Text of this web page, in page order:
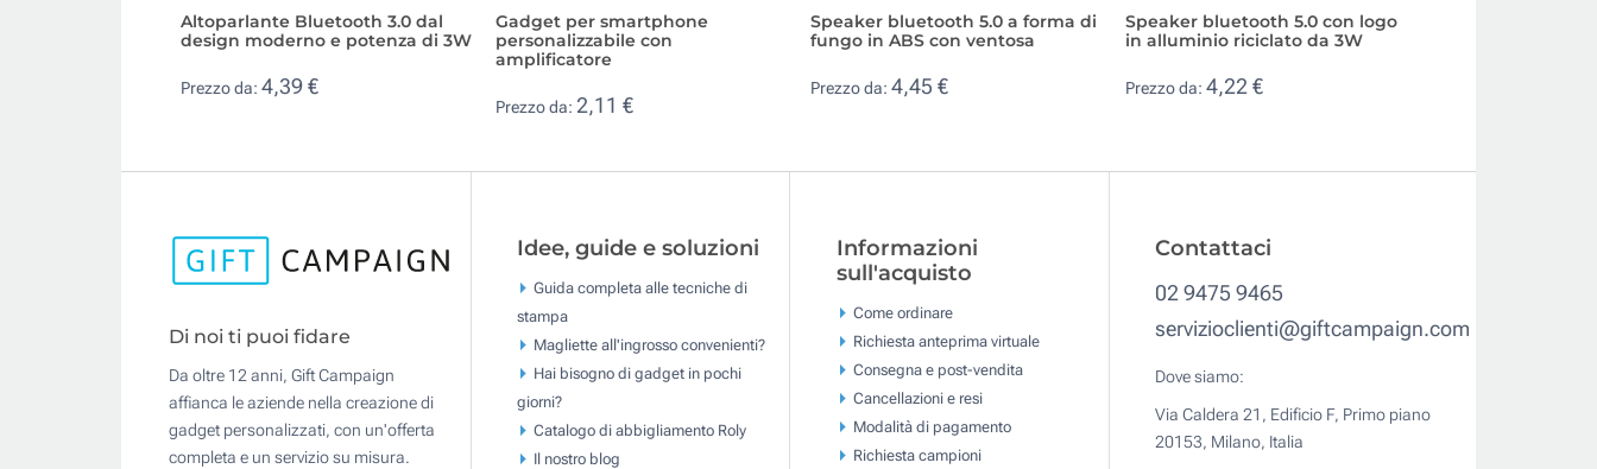
Altoparlante Bluetooth 3.0 dal
design moderno e potenza di 3W
Prezzo da: 4,39 €
Gadget per smartphone
personalizzabile con
amplificatore
Prezzo da: 2,11 €
Speaker bluetooth 5.0 a forma di
fungo in ABS con ventosa
Prezzo da: 4,45 €
Speaker bluetooth 5.0 con logo
in alluminio riciclato da 3W
Prezzo da: 4,22 €
Di noi ti puoi fidare
Da oltre 12 anni, Gift Campaign
affianca le aziende nella creazione di
gadget personalizzati, con un'offerta
completa e un servizio su misura.
Idee, guide e soluzioni
Guida completa alle tecniche di
stampa
Magliette all'ingrosso convenienti?
Hai bisogno di gadget in pochi
giorni?
Catalogo di abbigliamento Roly
Il nostro blog
Informazioni
sull'acquisto
Come ordinare
Richiesta anteprima virtuale
Consegna e post-vendita
Cancellazioni e resi
Modalità di pagamento
Richiesta campioni
Contattaci
02 9475 9465
servizioclienti@giftcampaign.com
Dove siamo:
Via Caldera 21, Edificio F, Primo piano
20153, Milano, Italia